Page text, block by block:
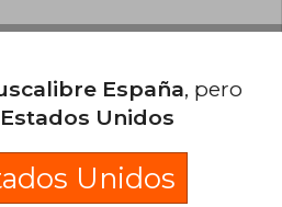
del libro
sesión para poder
.
España, pero
Estados Unidos
Unidos